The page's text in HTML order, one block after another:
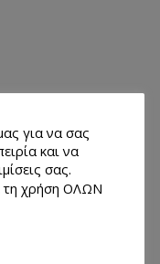
για να σας
και να
σας.
τη χρήση ΟΛΩΝ